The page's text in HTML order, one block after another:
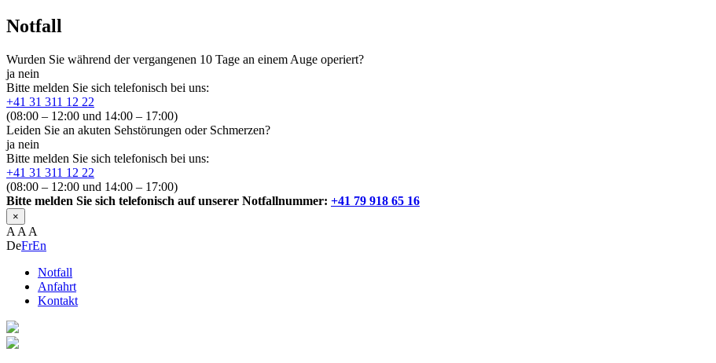
Notfall
Wurden Sie während der vergangenen 10 Tage an einem Auge operiert?
ja nein
Bitte melden Sie sich telefonisch bei uns:
+41 31 311 12 22
(08:00 – 12:00 und 14:00 – 17:00)
Leiden Sie an akuten Sehstörungen oder Schmerzen?
ja nein
Bitte melden Sie sich telefonisch bei uns:
+41 31 311 12 22
(08:00 – 12:00 und 14:00 – 17:00)
Bitte melden Sie sich telefonisch auf unserer Notfallnummer: +41 79 918 65 16
×
A A A
DeFrEn
Notfall
Anfahrt
Kontakt